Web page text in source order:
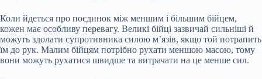
Коли йдеться про поєдинок між меншим і більшим бійцем,
кожен має особливу перевагу. Великі бійці зазвичай сильніші й
можуть здолати супротивника силою м’язів, якщо той потрапить
їм до рук. Малим бійцям потрібно рухати меншою масою, тому
вони можуть рухатися швидше та витрачати на це менше сил.